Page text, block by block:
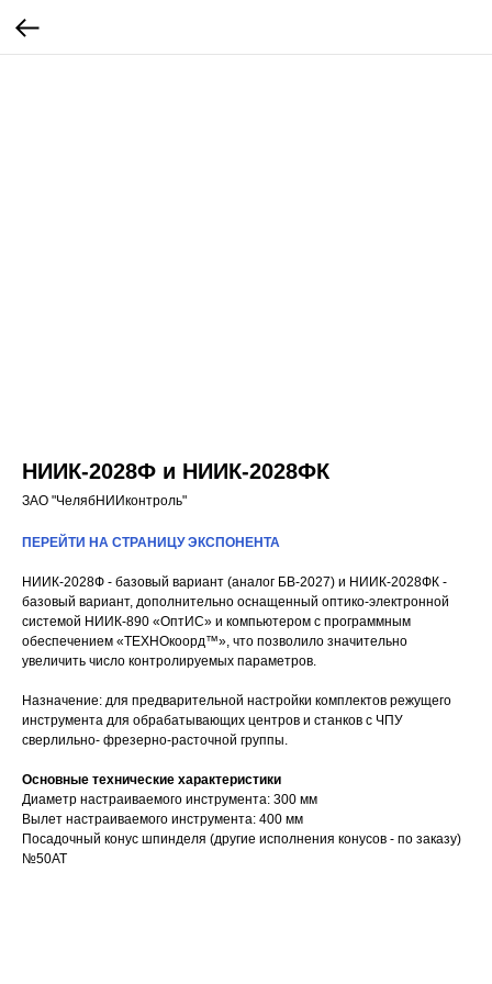
НИИК-2028Ф и НИИК-2028ФК
ЗАО "ЧелябНИИконтроль"
ПЕРЕЙТИ НА СТРАНИЦУ ЭКСПОНЕНТА
НИИК-2028Ф - базовый вариант (аналог БВ-2027) и НИИК-2028ФК -
базовый вариант, дополнительно оснащенный оптико-электронной
системой НИИК-890 «ОптИС» и компьютером с программным
обеспечением «ТЕХНОкоорд™», что позволило значительно
увеличить число контролируемых параметров.
Назначение: для предварительной настройки комплектов режущего
инструмента для обрабатывающих центров и станков с ЧПУ
сверлильно- фрезерно-расточной группы.
Основные технические характеристики
Диаметр настраиваемого инструмента: 300 мм
Вылет настраиваемого инструмента: 400 мм
Посадочный конус шпинделя (другие исполнения конусов - по заказу)
№50АТ